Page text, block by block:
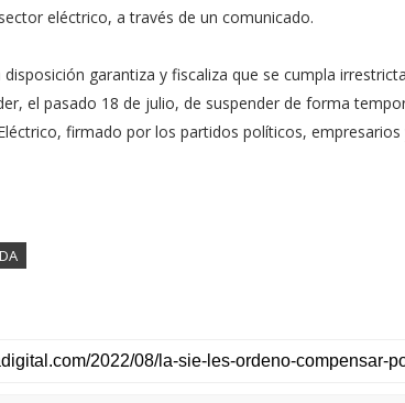
eléctrico, a través de un comunicado.
disposición garantiza y fiscaliza que se cumpla
el pasado 18 de julio, de suspender de forma
firmado por los partidos políticos,